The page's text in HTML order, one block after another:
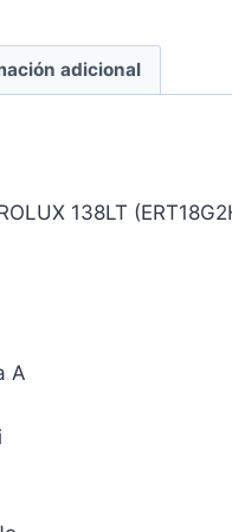
adicional
138LT
A